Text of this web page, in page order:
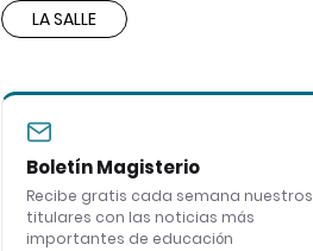
LA SALLE
Boletín Magisterio
Recibe gratis cada semana nuestros
titulares con las noticias más
importantes de educación